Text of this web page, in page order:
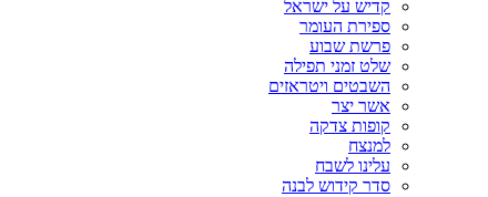
קדיש על ישראל
ספירת העומר
פרשת שבוע
שלט זמני תפילה
השבטים ויטראזים
אשר יצר
קופות צדקה
למנצח
עלינו לשבח
סדר קידוש לבנה